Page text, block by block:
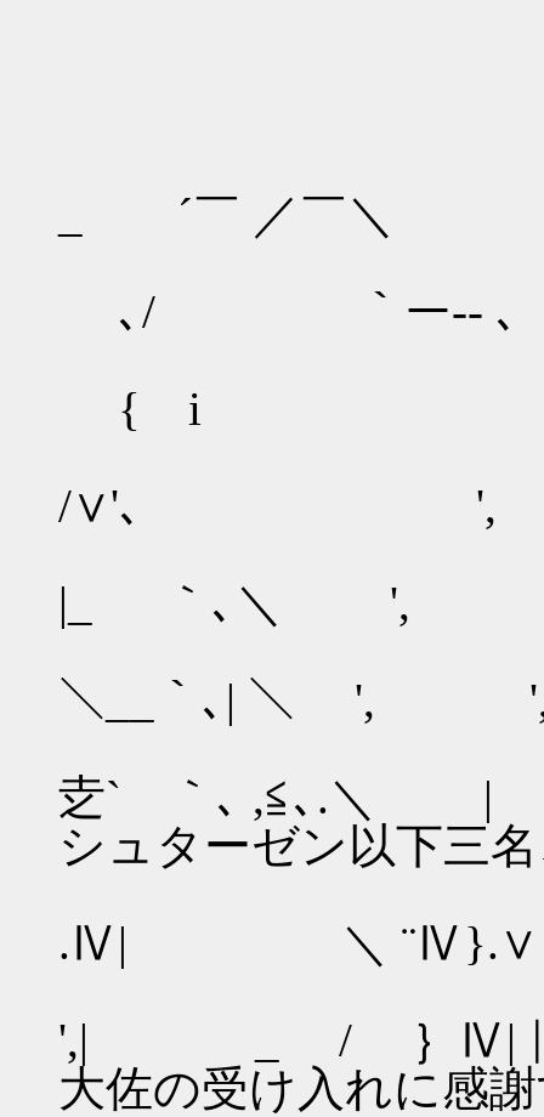
_ ´￣ ／￣＼
､/ ｀ー-- ､
{ i
/∨'､ ',
|_ ｀､＼ ', '
＼__｀､| ＼ ',
赱` ｀､ ,≦､.
シュターゼン以下三
.Ⅳ| ＼ ¨Ⅳ}.∨
',| _ / ｝
大佐の受け入れに感